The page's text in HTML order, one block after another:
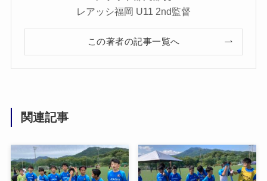
レアッシ福岡 U11 2nd監督
この著者の記事一覧へ
関連記事